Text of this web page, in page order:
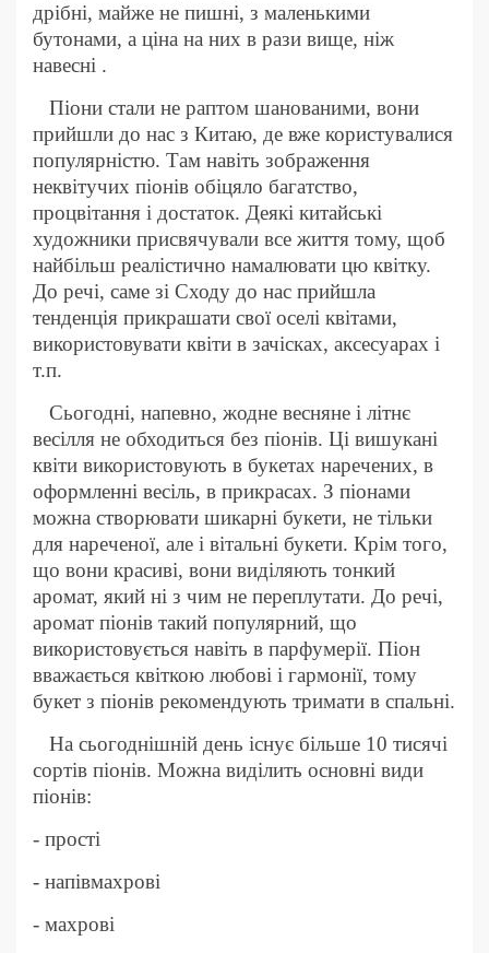
дрібні, майже не пишні, з маленькими
бутонами, а ціна на них в рази вище, ніж
навесні .
Піони стали не раптом шанованими, вони
прийшли до нас з Китаю, де вже користувалися
популярністю. Там навіть зображення
неквітучих піонів обіцяло багатство,
процвітання і достаток. Деякі китайські
художники присвячували все життя тому, щоб
найбільш реалістично намалювати цю квітку.
До речі, саме зі Сходу до нас прийшла
тенденція прикрашати свої оселі квітами,
використовувати квіти в зачісках, аксесуарах і
т.п.
Сьогодні, напевно, жодне весняне і літнє
весілля не обходиться без піонів. Ці вишукані
квіти використовують в букетах наречених, в
оформленні весіль, в прикрасах. З піонами
можна створювати шикарні букети, не тільки
для нареченої, але і вітальні букети. Крім того,
що вони красиві, вони виділяють тонкий
аромат, який ні з чим не переплутати. До речі,
аромат піонів такий популярний, що
використовується навіть в парфумерії. Піон
вважається квіткою любові і гармонії, тому
букет з піонів рекомендують тримати в спальні.
На сьогоднішній день існує більше 10 тисячі
сортів піонів. Можна виділить основні види
піонів:
- прості
- напівмахрові
- махрові